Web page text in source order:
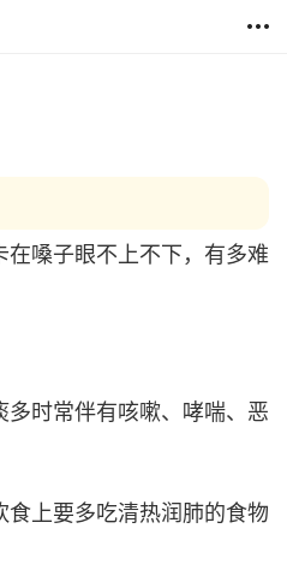
嗓子眼不上不下，有多难
时常伴有咳嗽、哮喘、恶
上要多吃清热润肺的食物